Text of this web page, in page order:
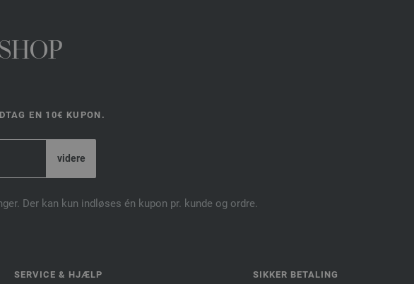
EN 10€ KUPON.
Der kan kun indløses én kupon pr. kunde og ordre.
SERVICE & HJÆLP SIKKER BETALING